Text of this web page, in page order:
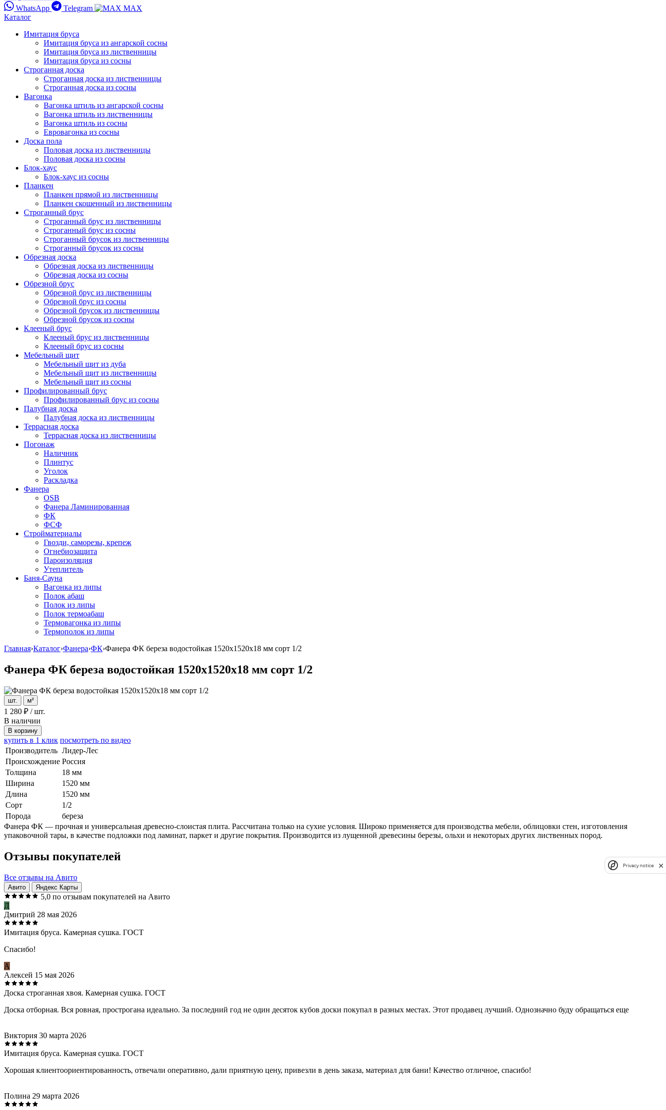
WhatsApp
Telegram
MAX
Каталог
Имитация бруса
Имитация бруса из ангарской сосны
Имитация бруса из лиственницы
Имитация бруса из сосны
Строганная доска
Строганная доска из лиственницы
Строганная доска из сосны
Вагонка
Вагонка штиль из ангарской сосны
Вагонка штиль из лиственницы
Вагонка штиль из сосны
Евровагонка из сосны
Доска пола
Половая доска из лиственницы
Половая доска из сосны
Блок-хаус
Блок-хаус из сосны
Планкен
Планкен прямой из лиственницы
Планкен скошенный из лиственницы
Строганный брус
Строганный брус из лиственницы
Строганный брус из сосны
Строганный брусок из лиственницы
Строганный брусок из сосны
Обрезная доска
Обрезная доска из лиственницы
Обрезная доска из сосны
Обрезной брус
Обрезной брус из лиственницы
Обрезной брус из сосны
Обрезной брусок из лиственницы
Обрезной брусок из сосны
Клееный брус
Клееный брус из лиственницы
Клееный брус из сосны
Мебельный щит
Мебельный щит из дуба
Мебельный щит из лиственницы
Мебельный щит из сосны
Профилированный брус
Профилированный брус из сосны
Палубная доска
Палубная доска из лиственницы
Террасная доска
Террасная доска из лиственницы
Погонаж
Наличник
Плинтус
Уголок
Раскладка
Фанера
OSB
Фанера Ламинированная
ФК
ФСФ
Стройматериалы
Гвозди, саморезы, крепеж
Огнебиозащита
Пароизоляция
Утеплитель
Баня-Сауна
Вагонка из липы
Полок абаш
Полок из липы
Полок термоабаш
Термовагонка из липы
Термополок из липы
Главная›Каталог›Фанера›ФК›Фанера ФК береза водостойкая 1520х1520х18 мм сорт 1/2
Фанера ФК береза водостойкая 1520х1520х18 мм сорт 1/2
шт. м²
1 280 ₽ /шт.
В наличии
В корзину
купить в 1 клик посмотреть по видео
Производитель Лидер-Лес
Происхождение Россия
Толщина
18 мм
Ширина
1520 мм
Длина
1520 мм
Сорт
1/2
Порода
береза
Фанера ФК — прочная и универсальная древесно-слоистая плита. Рассчитана только на сухие условия. Широко применяется для производства мебели, облицовки стен, изготовления
упаковочной тары, в качестве подложки под ламинат, паркет и другие покрытия. Производится из лущенной древесины березы, ольхи и некоторых других лиственных пород.
Отзывы покупателей
Все отзывы на Авито
Авито Яндекс Карты
5,0 по отзывам покупателей на Авито
Д
Дмитрий 28 мая 2026
Имитация бруса. Камерная сушка. ГОСТ
Спасибо!
А
Алексей 15 мая 2026
Доска строганная хвоя. Камерная сушка. ГОСТ
Доска отборная. Вся ровная, прострогана идеально. За последний год не один десяток кубов доски покупал в разных местах. Этот продавец лучший. Однозначно буду обращаться еще
Виктория 30 марта 2026
Имитация бруса. Камерная сушка. ГОСТ
Хорошая клиентоориентированность, отвечали оперативно, дали приятную цену, привезли в день заказа, материал для бани! Качество отличное, спасибо!
Полина 29 марта 2026
Privacy notice